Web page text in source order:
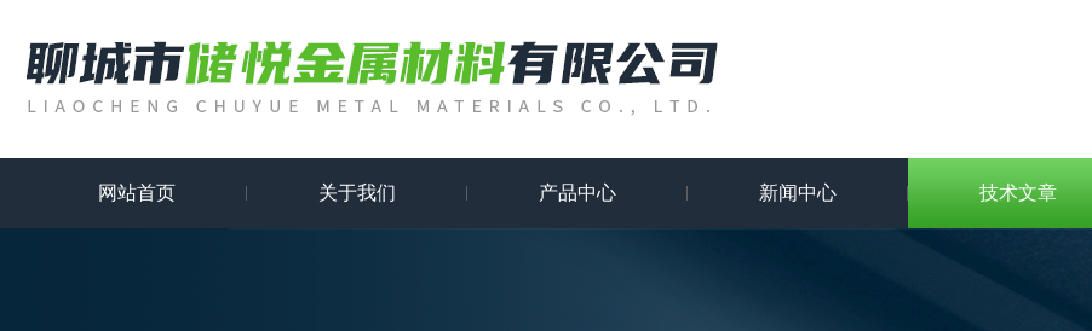
网站首页 关于我们 产品中心 新闻中心 技术文章